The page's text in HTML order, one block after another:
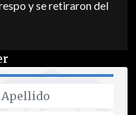
y se retiraron del